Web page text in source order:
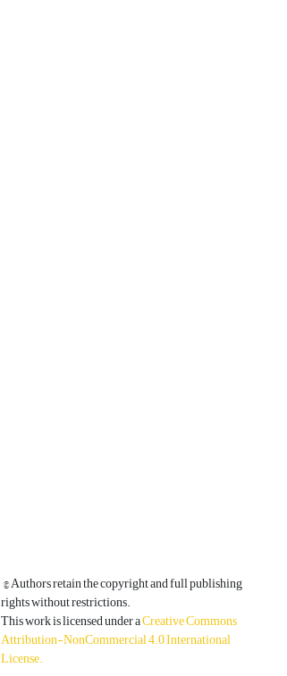
© Authors retain the copyright and full publishing
rights without restrictions.
This work is licensed under aCreative Commons
Attribution-NonCommercial 4.0 International
License.